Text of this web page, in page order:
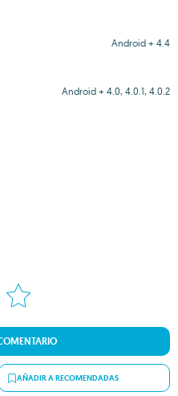
Android + 4.4
Android + 4.0, 4.0.1, 4.0.2
AÑADIR A RECOMENDADAS